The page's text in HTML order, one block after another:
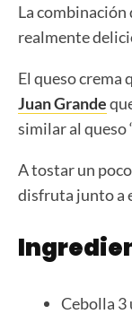
La combinación
realmente
El queso crema
Juan Grande
similar al queso
A tostar un
disfruta junto a
Cebolla 3